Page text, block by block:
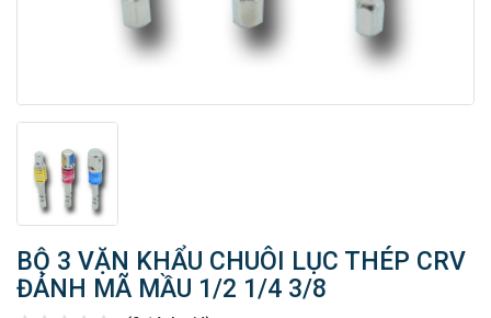
BỘ 3 VẶN KHẨU CHUÔI LỤC THÉP CRV
ĐÁNH MÃ MẦU 1/2 1/4 3/8